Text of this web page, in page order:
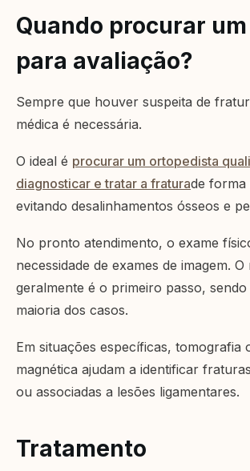
Quando procurar
para avaliação?
Sempre que houver suspeita de
médica é necessária.
O ideal é procurar um ortopedista
diagnosticar e tratar a fraturade
evitando desalinhamentos ósseos e
No pronto atendimento, o exame
necessidade de exames de imagem. O
geralmente é o primeiro passo,
maioria dos casos.
Em situações específicas, tomografia
magnética ajudam a identificar
ou associadas a lesões ligamentares.
Tratamento